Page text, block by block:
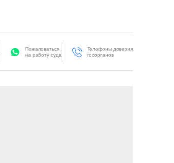
Пожаловаться
на работу суда
Телефоны доверия
госорганов